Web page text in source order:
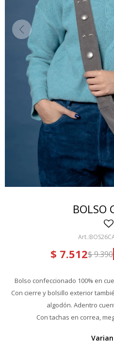
BOLSO
$ 7.512$9.390
Bolso confeccionado 100% en
Con cierre y bolsillo exterior
algodón. Adentro
Con tachas en correa,